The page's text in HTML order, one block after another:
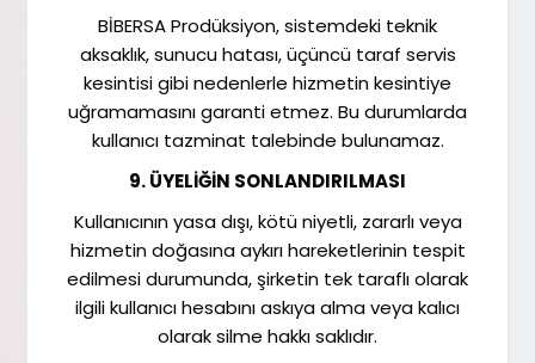
BİBERSA Prodüksiyon, sistemdeki teknik
aksaklık, sunucu hatası, üçüncü taraf servis
kesintisi gibi nedenlerle hizmetin kesintiye
uğramamasını garanti etmez. Bu durumlarda
kullanıcı tazminat talebinde bulunamaz.
9. ÜYELİĞİN SONLANDIRILMASI
Kullanıcının yasa dışı, kötü niyetli, zararlı veya
hizmetin doğasına aykırı hareketlerinin tespit
edilmesi durumunda, şirketin tek taraflı olarak
ilgili kullanıcı hesabını askıya alma veya kalıcı
olarak silme hakkı saklıdır.